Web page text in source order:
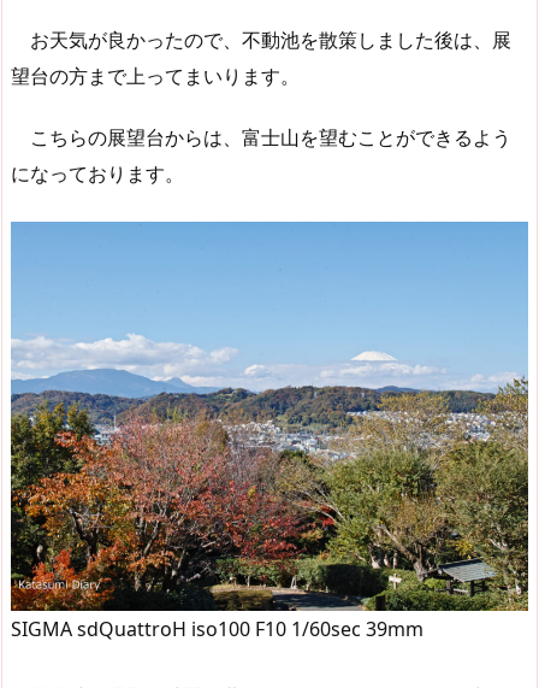
お天気が良かったので、不動池を散策しました後は、展
望台の方まで上ってまいります。
こちらの展望台からは、富士山を望むことができるよう
になっております。
SIGMA sdQuattroH iso100 F10 1/60sec 39mm